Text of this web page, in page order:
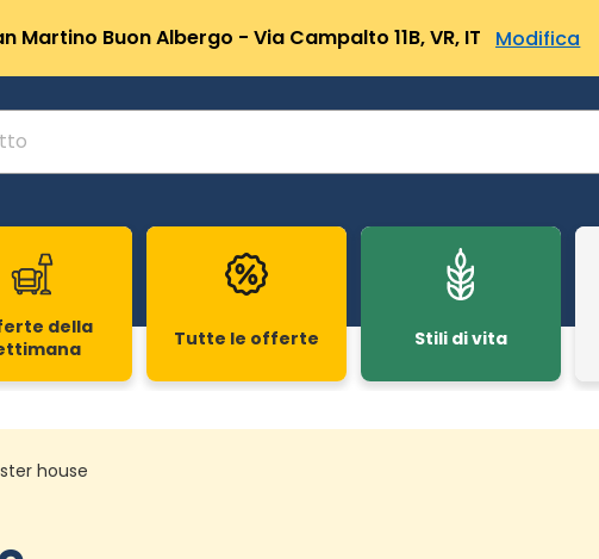
Martino Buon Albergo - Via Campalto 11B, VR, IT Modifica
della
Tutte le offerte Stili di vita
house